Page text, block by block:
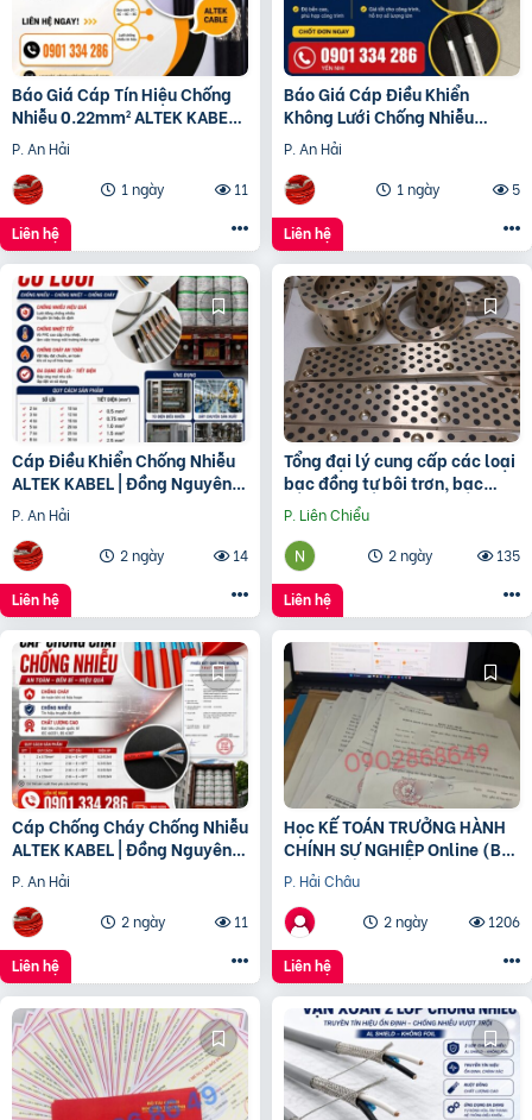
Báo Giá Cáp Tín Hiệu Chống
Nhiễu 0.22mm² ALTEK KABEL |
Đồng Nguyên Chất 100%
P. An Hải
1 ngày
11
Liên hệ
Báo Giá Cáp Điều Khiển
Không Lưới Chống Nhiễu
ALTEK KABEL | Đồng Nguyên
Chất 100%
P. An Hải
1 ngày
5
Liên hệ
Cáp Điều Khiển Chống Nhiễu
ALTEK KABEL | Đồng Nguyên
Chất 100%, Chất Lượng Cao
P. An Hải
2 ngày
14
Liên hệ
Tổng đại lý cung cấp các loại
bạc đồng tự bôi trơn, bạc
cầu, bạc Graphite
P. Liên Chiểu
2 ngày
135
Liên hệ
Cáp Chống Cháy Chống Nhiễu
ALTEK KABEL | Đồng Nguyên
Chất 100%, Đảm Bảo An Toàn
Công Trình
P. An Hải
2 ngày
11
Liên hệ
Học KẾ TOÁN TRƯỞNG HÀNH
CHÍNH SỰ NGHIỆP Online (Bộ
tài chính) cấp chứng chỉ để
bổ nhiệm
P. Hải Châu
2 ngày
1206
Liên hệ